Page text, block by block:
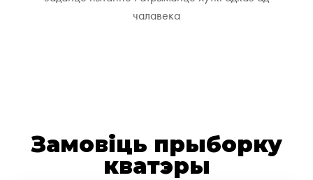
чалавека
Замовіць прыборку
кватэры